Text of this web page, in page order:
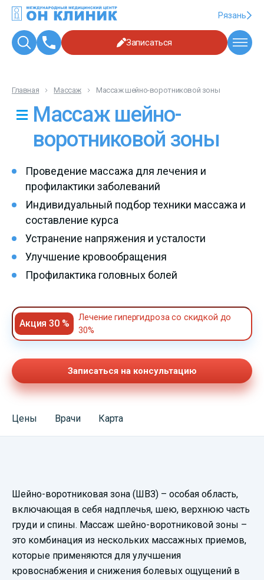
Рязань
Записаться
Главная Массаж Массаж шейно-воротниковой зоны
Массаж шейно-
воротниковой зоны
Проведение массажа для лечения и
профилактики заболеваний
Индивидуальный подбор техники массажа и
составление курса
Устранение напряжения и усталости
Улучшение кровообращения
Профилактика головных болей
Акция 30 %
Лечение гипергидроза со скидкой до
30%
Записаться на консультацию
Цены Врачи Карта
Смотреть
видеопрезентацию
Шейно-воротниковая зона (ШВЗ) – особая область,
включающая в себя надплечья, шею, верхнюю часть
груди и спины. Массаж шейно-воротниковой зоны –
это комбинация из нескольких массажных приемов,
которые применяются для улучшения
кровоснабжения и снижения болевых ощущений в